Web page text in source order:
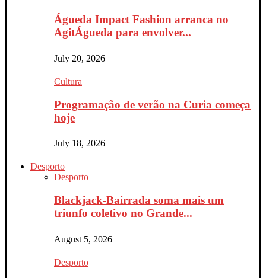
Águeda Impact Fashion arranca no
AgitÁgueda para envolver...
July 20, 2026
Cultura
Programação de verão na Curia começa
hoje
July 18, 2026
Desporto
Desporto
Blackjack-Bairrada soma mais um
triunfo coletivo no Grande...
August 5, 2026
Desporto